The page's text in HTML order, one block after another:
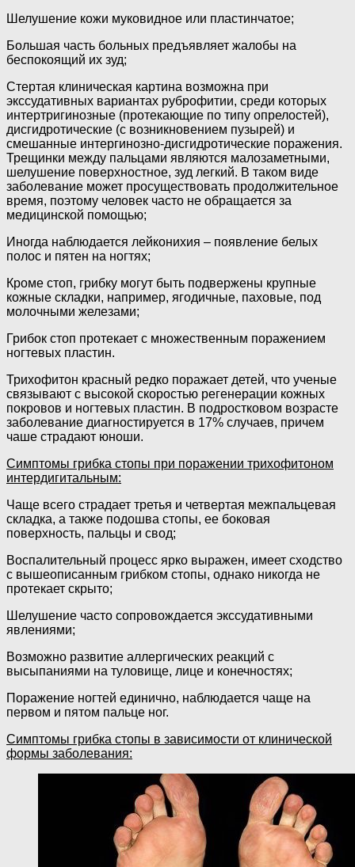
Шелушение кожи муковидное или пластинчатое;
Большая часть больных предъявляет жалобы на
беспокоящий их зуд;
Стертая клиническая картина возможна при
экссудативных вариантах руброфитии, среди которых
интертригинозные (протекающие по типу опрелостей),
дисгидротические (с возникновением пузырей) и
смешанные интергинозно-дисгидротические поражения.
Трещинки между пальцами являются малозаметными,
шелушение поверхностное, зуд легкий. В таком виде
заболевание может просуществовать продолжительное
время, поэтому человек часто не обращается за
медицинской помощью;
Иногда наблюдается лейконихия – появление белых
полос и пятен на ногтях;
Кроме стоп, грибку могут быть подвержены крупные
кожные складки, например, ягодичные, паховые, под
молочными железами;
Грибок стоп протекает с множественным поражением
ногтевых пластин.
Трихофитон красный редко поражает детей, что ученые
связывают с высокой скоростью регенерации кожных
покровов и ногтевых пластин. В подростковом возрасте
заболевание диагностируется в 17% случаев, причем
чаше страдают юноши.
Симптомы грибка стопы при поражении трихофитоном
интердигитальным:
Чаще всего страдает третья и четвертая межпальцевая
складка, а также подошва стопы, ее боковая
поверхность, пальцы и свод;
Воспалительный процесс ярко выражен, имеет сходство
с вышеописанным грибком стопы, однако никогда не
протекает скрыто;
Шелушение часто сопровождается экссудативными
явлениями;
Возможно развитие аллергических реакций с
высыпаниями на туловище, лице и конечностях;
Поражение ногтей единично, наблюдается чаще на
первом и пятом пальце ног.
Симптомы грибка стопы в зависимости от клинической
формы заболевания: